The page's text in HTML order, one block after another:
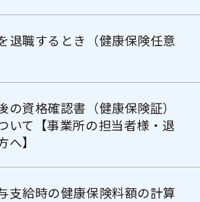
退職するとき（健康保険任意
の資格確認書（健康保険証）
いて【事業所の担当者様・退
】
支給時の健康保険料額の計算